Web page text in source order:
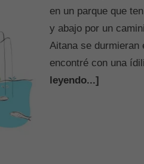
en un parque que
y abajo por un
Aitana se durmieran
encontré con una
leyendo...]